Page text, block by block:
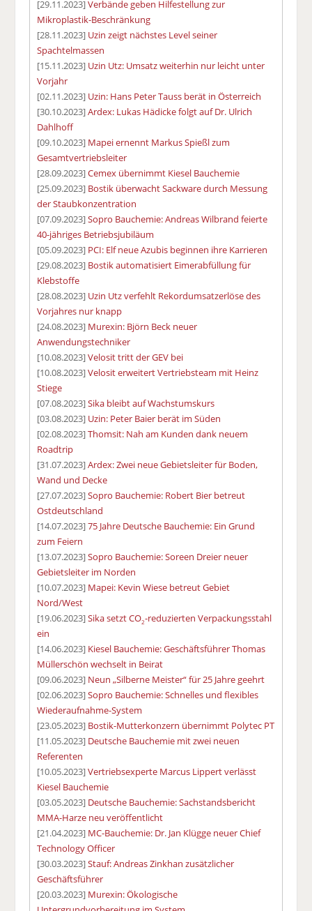
[29.11.2023]Verbände geben Hilfestellung zur
Mikroplastik-Beschränkung
[28.11.2023] Uzin zeigt nächstes Level seiner
Spachtelmassen
[15.11.2023] Uzin Utz: Umsatz weiterhin nur leicht unter
Vorjahr
[02.11.2023] Uzin: Hans Peter Tauss berät in Österreich
[30.10.2023]Ardex: Lukas Hädicke folgt auf Dr. Ulrich
Dahlhoff
[09.10.2023] Mapei ernennt Markus Spießl zum
Gesamtvertriebsleiter
[28.09.2023]Cemex übernimmt Kiesel Bauchemie
[25.09.2023] Bostik überwacht Sackware durch Messung
der Staubkonzentration
[07.09.2023]Sopro Bauchemie: Andreas Wilbrand feierte
40-jähriges Betriebsjubiläum
[05.09.2023] PCI: Elf neue Azubis beginnen ihre Karrieren
[29.08.2023] Bostik automatisiert Eimerabfüllung für
Klebstoffe
[28.08.2023] Uzin Utz verfehlt Rekordumsatzerlöse des
Vorjahres nur knapp
[24.08.2023] Murexin: Björn Beck neuer
Anwendungstechniker
[10.08.2023]Velosit tritt der GEV bei
[10.08.2023]Velosit erweitert Vertriebsteam mit Heinz
Stiege
[07.08.2023]Sika bleibt auf Wachstumskurs
[03.08.2023] Uzin: Peter Baier berät im Süden
[02.08.2023]Thomsit: Nah am Kunden dank neuem
Roadtrip
[31.07.2023]Ardex: Zwei neue Gebietsleiter für Boden,
Wand und Decke
[27.07.2023]Sopro Bauchemie: Robert Bier betreut
Ostdeutschland
[14.07.2023]75 Jahre Deutsche Bauchemie: Ein Grund
zum Feiern
[13.07.2023]Sopro Bauchemie: Soreen Dreier neuer
Gebietsleiter im Norden
[10.07.2023] Mapei: Kevin Wiese betreut Gebiet
Nord/West
[19.06.2023]Sika setzt CO2-reduzierten Verpackungsstahl
ein
[14.06.2023] Kiesel Bauchemie: Geschäftsführer Thomas
Müllerschön wechselt in Beirat
[09.06.2023] Neun „Silberne Meister“ für 25 Jahre geehrt
[02.06.2023]Sopro Bauchemie: Schnelles und flexibles
Wiederaufnahme-System
[23.05.2023] Bostik-Mutterkonzern übernimmt Polytec PT
[11.05.2023] Deutsche Bauchemie mit zwei neuen
Referenten
[10.05.2023]Vertriebsexperte Marcus Lippert verlässt
Kiesel Bauchemie
[03.05.2023] Deutsche Bauchemie: Sachstandsbericht
MMA-Harze neu veröffentlicht
[21.04.2023] MC-Bauchemie: Dr. Jan Klügge neuer Chief
Technology Officer
[30.03.2023]Stauf: Andreas Zinkhan zusätzlicher
Geschäftsführer
[20.03.2023] Murexin: Ökologische